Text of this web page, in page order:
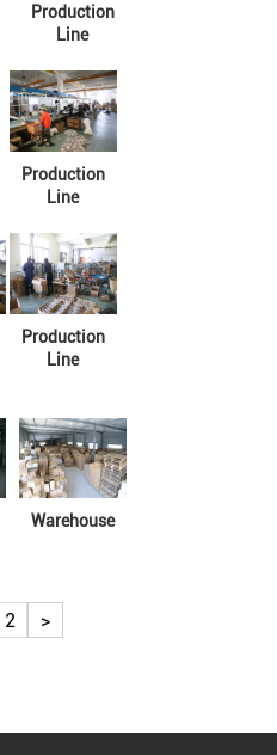
Production
Line
Production
Line
Production
Line
Warehouse
2 >